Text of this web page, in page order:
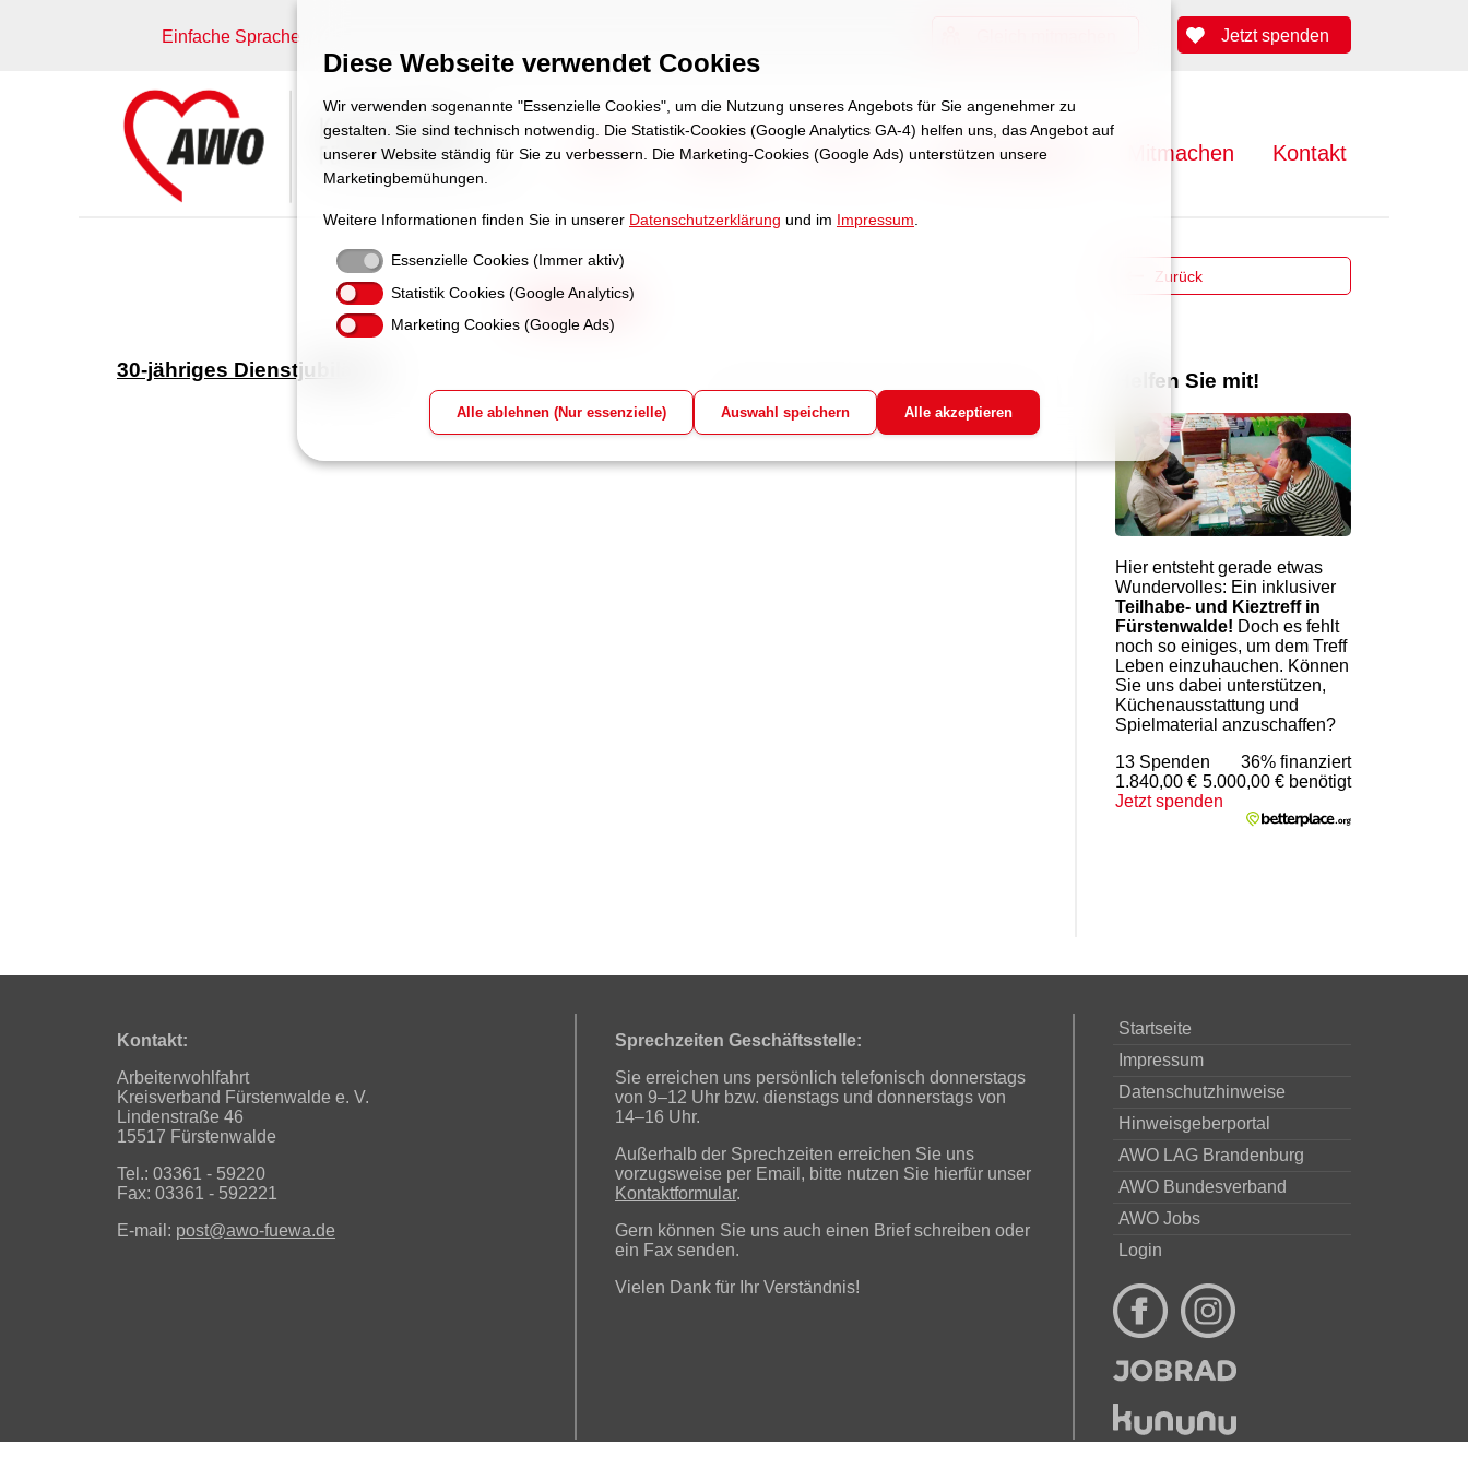
Einfache Sprache Jetzt spenden
Aktuell Angebote Über uns Stellenangebote Mitmachen Kontakt
Aktuell
geschrieben von Schulze am Di, den 16. Sep 25 um 15:36 Uhr
30-jähriges Dienstjubiläum
Zurück
Helfen Sie mit!
Hier entsteht gerade etwas
Wundervolles: Ein inklusiver
Teilhabe- und Kieztreff in
Fürstenwalde! Doch es fehlt
noch so einiges, um dem Treff
Leben einzuhauchen. Können
Sie uns dabei unterstützen,
Küchenausstattung und
Spielmaterial anzuschaffen?
13 Spenden
36% finanziert
1.840,00 € 5.000,00 € benötigt
Jetzt spenden
Kontakt:
Arbeiterwohlfahrt
Kreisverband Fürstenwalde e. V.
Lindenstraße 46
15517 Fürstenwalde
Tel.: 03361 - 59220
Fax: 03361 - 592221
E-mail: post@awo-fuewa.de
Sprechzeiten Geschäftsstelle:
Sie erreichen uns persönlich telefonisch donnerstags
von 9–12 Uhr bzw. dienstags und donnerstags von
14–16 Uhr.
Außerhalb der Sprechzeiten erreichen Sie uns
vorzugsweise per Email, bitte nutzen Sie hierfür unser
Kontaktformular.
Gern können Sie uns auch einen Brief schreiben oder
ein Fax senden.
Vielen Dank für Ihr Verständnis!
Startseite
Impressum
Datenschutzhinweise
Hinweisgeberportal
AWO LAG Brandenburg
AWO Bundesverband
AWO Jobs
Login
Diese Webseite verwendet Cookies
Wir verwenden sogenannte "Essenzielle Cookies", um die Nutzung unseres Angebots für Sie angenehmer zu
gestalten. Sie sind technisch notwendig. Die Statistik-Cookies (Google Analytics GA-4) helfen uns, das Angebot auf
unserer Website ständig für Sie zu verbessern. Die Marketing-Cookies (Google Ads) unterstützen unsere
Marketingbemühungen.
Weitere Informationen finden Sie in unserer Datenschutzerklärung und im Impressum
Essenzielle Cookies (Immer aktiv)
Statistik Cookies (Google Analytics)
Marketing Cookies (Google Ads)
Alle ablehnen (Nur essenzielle) Auswahl speichern Alle akzeptieren